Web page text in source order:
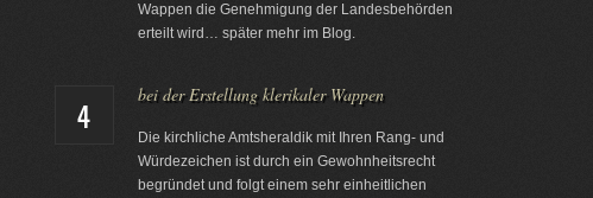
Wappen die Genehmigung der Landesbehörden
erteilt wird… später mehr im Blog.
4 bei der Erstellung klerikaler Wappen
Die kirchliche Amtsheraldik mit Ihren Rang- und
Würdezeichen ist durch ein Gewohnheitsrecht
begründet und folgt einem sehr einheitlichen